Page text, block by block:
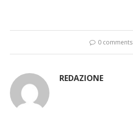
0 comments
REDAZIONE